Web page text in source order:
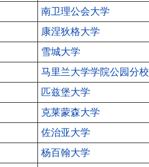
南卫理公会大学
康涅狄格大学
雪城大学
马里兰大学学院公园分校
匹兹堡大学
克莱蒙森大学
佐治亚大学
杨百翰大学